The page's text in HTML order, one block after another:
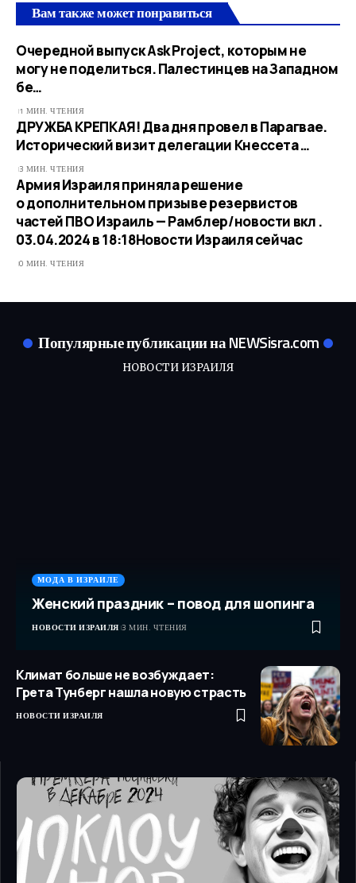
Вам также может понравиться
Очередной выпуск Ask Project, которым не
могу не поделиться. Палестинцев на Западном
бе…
1 МИН. ЧТЕНИЯ
ДРУЖБА КРЕПКАЯ! Два дня провел в Парагвае.
Исторический визит делегации Кнессета …
3 МИН. ЧТЕНИЯ
Армия Израиля приняла решение
о дополнительном призыве резервистов
частей ПВО Израиль — Рамблер/новости вкл .
03.04.2024 в 18:18​Новости Израиля сейчас
0 МИН. ЧТЕНИЯ
Популярные публикации на NEWSisra.com
НОВОСТИ ИЗРАИЛЯ
МОДА В ИЗРАИЛЕ
Женский праздник – повод для шопинга
НОВОСТИ ИЗРАИЛЯ 3 МИН. ЧТЕНИЯ
Климат больше не возбуждает:
Грета Тунберг нашла новую страсть
НОВОСТИ ИЗРАИЛЯ